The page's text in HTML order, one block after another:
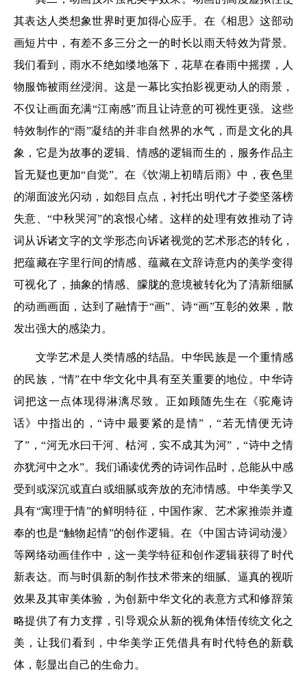
其表达人类想象世界时更加得心应手。在《相思》这部动
画短片中，有差不多三分之一的时长以雨天特效为背景。
我们看到，雨水不绝如缕地落下，花草在春雨中摇摆，人
物服饰被雨丝浸润。这是一幕比实拍影视更动人的雨景，
不仅让画面充满“江南感”而且让诗意的可视性更强。这些
特效制作的“雨”凝结的并非自然界的水气，而是文化的具
象，它是为故事的逻辑、情感的逻辑而生的，服务作品主
旨无疑也更加“自觉”。在《饮湖上初晴后雨》中，夜色里
的湖面波光闪动，如怨目点点，衬托出明代才子娄坚落榜
失意、“中秋哭河”的哀恨心绪。这样的处理有效推动了诗
词从诉诸文字的文学形态向诉诸视觉的艺术形态的转化，
把蕴藏在字里行间的情感、蕴藏在文辞诗意内的美学变得
可视化了，抽象的情感、朦胧的意境被转化为了清新细腻
的动画画面，达到了融情于“画”、诗“画”互彰的效果，散
发出强大的感染力。
文学艺术是人类情感的结晶。中华民族是一个重情感
的民族，“情”在中华文化中具有至关重要的地位。中华诗
词把这一点体现得淋漓尽致。正如顾随先生在《驼庵诗
话》中指出的，“诗中最要紧的是情”，“若无情便无诗
了”，“河无水曰干河、枯河，实不成其为河”，“诗中之情
亦犹河中之水”。我们诵读优秀的诗词作品时，总能从中感
受到或深沉或直白或细腻或奔放的充沛情感。中华美学又
具有“寓理于情”的鲜明特征，中国作家、艺术家推崇并遵
奉的也是“触物起情”的创作逻辑。在《中国古诗词动漫》
等网络动画佳作中，这一美学特征和创作逻辑获得了时代
新表达。而与时俱新的制作技术带来的细腻、逼真的视听
效果及其审美体验，为创新中华文化的表意方式和修辞策
略提供了有力支撑，引导观众从新的视角体悟传统文化之
美，让我们看到，中华美学正凭借具有时代特色的新载
体，彰显出自己的生命力。